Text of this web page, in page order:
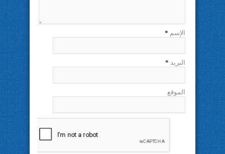
الإسم *
البريد *
الموقع